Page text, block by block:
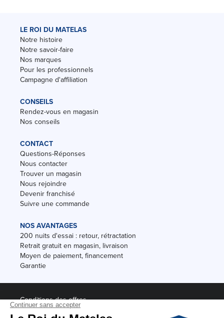
LE ROI DU MATELAS
Notre histoire
Notre savoir-faire
Nos marques
Pour les professionnels
Campagne d'affiliation
CONSEILS
Rendez-vous en magasin
Nos conseils
CONTACT
Questions-Réponses
Nous contacter
Trouver un magasin
Nous rejoindre
Devenir franchisé
Suivre une commande
NOS AVANTAGES
200 nuits d'essai : retour, rétractation
Retrait gratuit en magasin, livraison
Moyen de paiement, financement
Garantie
Conditions des offres
Black Friday